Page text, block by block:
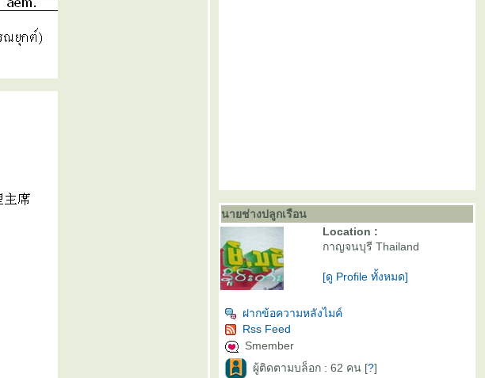
นายช่างปลูกเรือน
Location :
กาญจนบุรี Thailand
[ดู Profile ทั้งหมด]
ฝากข้อความหลังไมค์
Rss Feed
Smember
ผู้ติดตามบล็อก : 62 คน [?]